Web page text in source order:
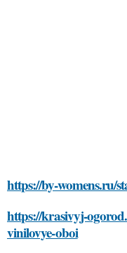
https://by-womens.ru/
https://krasivyj-
vinilovye-oboi